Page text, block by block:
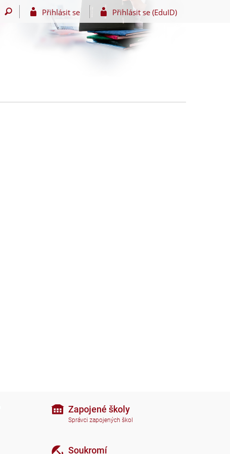
Přihlásit se Přihlásit se (EduID)
Zapojené školy
Správci zapojených škol
Soukromí